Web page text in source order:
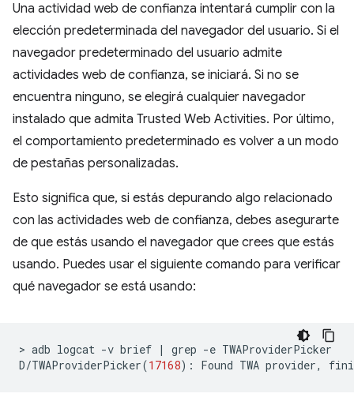
Una actividad web de confianza intentará cumplir con la
elección predeterminada del navegador del usuario. Si el
navegador predeterminado del usuario admite
actividades web de confianza, se iniciará. Si no se
encuentra ninguno, se elegirá cualquier navegador
instalado que admita Trusted Web Activities. Por último,
el comportamiento predeterminado es volver a un modo
de pestañas personalizadas.
Esto significa que, si estás depurando algo relacionado
con las actividades web de confianza, debes asegurarte
de que estás usando el navegador que crees que estás
usando. Puedes usar el siguiente comando para verificar
qué navegador se está usando:
> adb logcat -v brief | grep -e TWAProviderPicker
D/TWAProviderPicker(17168) : Found TWA provider,